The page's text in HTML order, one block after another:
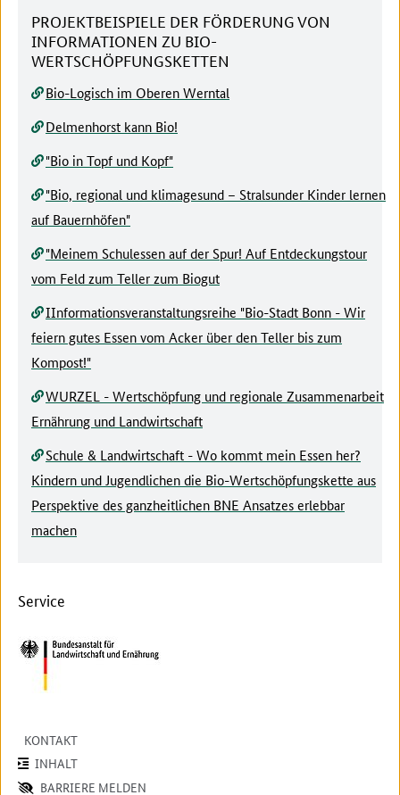
PROJEKTBEISPIELE DER FÖRDERUNG VON
INFORMATIONEN ZU BIO-
WERTSCHÖPFUNGSKETTEN
Bio-Logisch im Oberen Werntal
Delmenhorst kann Bio!
"Bio in Topf und Kopf"
"Bio, regional und klimagesund – Stralsunder Kinder lernen
auf Bauernhöfen"
"Meinem Schulessen auf der Spur! Auf Entdeckungstour
vom Feld zum Teller zum Biogut
IInformationsveranstaltungsreihe "Bio-Stadt Bonn - Wir
feiern gutes Essen vom Acker über den Teller bis zum
Kompost!"
WURZEL - Wertschöpfung und regionale Zusammenarbeit
Ernährung und Landwirtschaft
Schule & Landwirtschaft - Wo kommt mein Essen her?
Kindern und Jugendlichen die Bio-Wertschöpfungskette aus
Perspektive des ganzheitlichen BNE Ansatzes erlebbar
machen
Service
KONTAKT
INHALT
BARRIERE MELDEN